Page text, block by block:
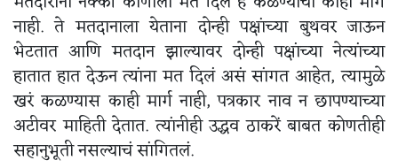
नाही. ते मतदानाला येताना दोन्ही पक्षांच्या बुथवर जाऊन
भेटतात आणि मतदान झाल्यावर दोन्ही पक्षांच्या नेत्यांच्या
हातात हात देऊन त्यांना मत दिलं असं सांगत आहेत, त्यामुळे
खरं कळण्यास काही मार्ग नाही, पत्रकार नाव न छापण्याच्या
अटीवर माहिती देतात. त्यांनीही उद्धव ठाकरें बाबत कोणतीही
सहानुभूती नसल्याचं सांगितलं.